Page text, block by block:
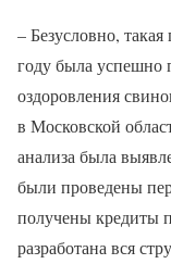
– Безусловно,
году была успешно
оздоровления
в Московской
анализа была
были проведены
получены кредиты
разработана вся